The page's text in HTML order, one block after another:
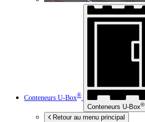
Conteneurs U-Box®
Conteneurs U-Box®
Retour au menu principal